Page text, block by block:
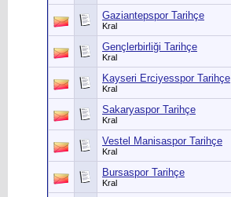
Gaziantepspor Tarihçe
Kral
Gençlerbirliği Tarihçe
Kral
Kayseri Erciyesspor Tarihçe
Kral
Sakaryaspor Tarihçe
Kral
Vestel Manisaspor Tarihçe
Kral
Bursaspor Tarihçe
Kral